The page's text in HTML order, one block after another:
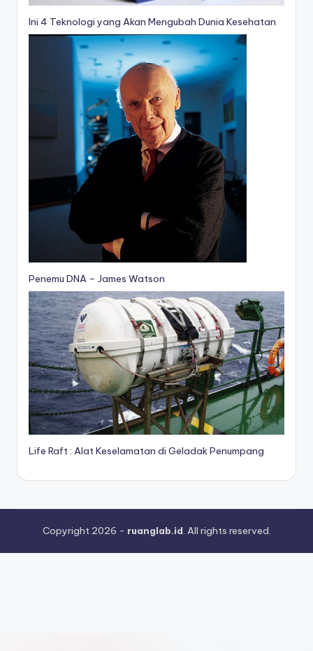
Ini 4 Teknologi yang Akan Mengubah Dunia Kesehatan
Penemu DNA – James Watson
Life Raft : Alat Keselamatan di Geladak Penumpang
Copyright 2026 - ruanglab.id. All rights reserved.